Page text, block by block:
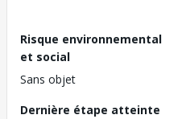
Risque environnemental
et social
Sans objet
Dernière étape atteinte